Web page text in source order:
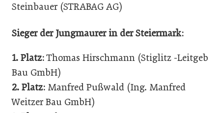
Steinbauer (STRABAG AG)
Sieger der Jungmaurer in der Steiermark:
1. Platz:Thomas Hirschmann (Stiglitz -Leitgeb
Bau GmbH)
2. Platz: Manfred Pußwald (Ing. Manfred
Weitzer Bau GmbH)